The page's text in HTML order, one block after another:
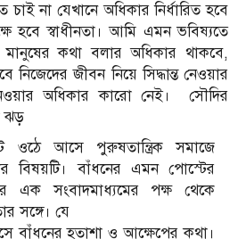
না যেখানে অধিকার নির্ধারিত হবে
হবে স্বাধীনতা। আমি এমন ভবিষ্যতে
মানুষের কথা বলার অধিকার থাকবে,
জীবন নিয়ে সিদ্ধান্ত নেওয়ার
অধিকার কারো নেই। সৌদির
ঝড়
ওঠে আসে পুরুষতান্ত্রিক সমাজে
বিষয়টি। বাঁধনের এমন পোস্টের
এক সংবাদমাধ্যমের পক্ষ থেকে
সঙ্গে। যে
হতাশা ও আক্ষেপের কথা।